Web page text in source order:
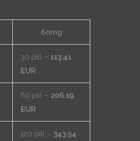
60mg
30 pill – 113.41
EUR
60 pill – 206.19
EUR
120 pill – 343.54